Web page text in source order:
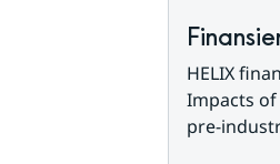
HELIX
Impacts of
pre-